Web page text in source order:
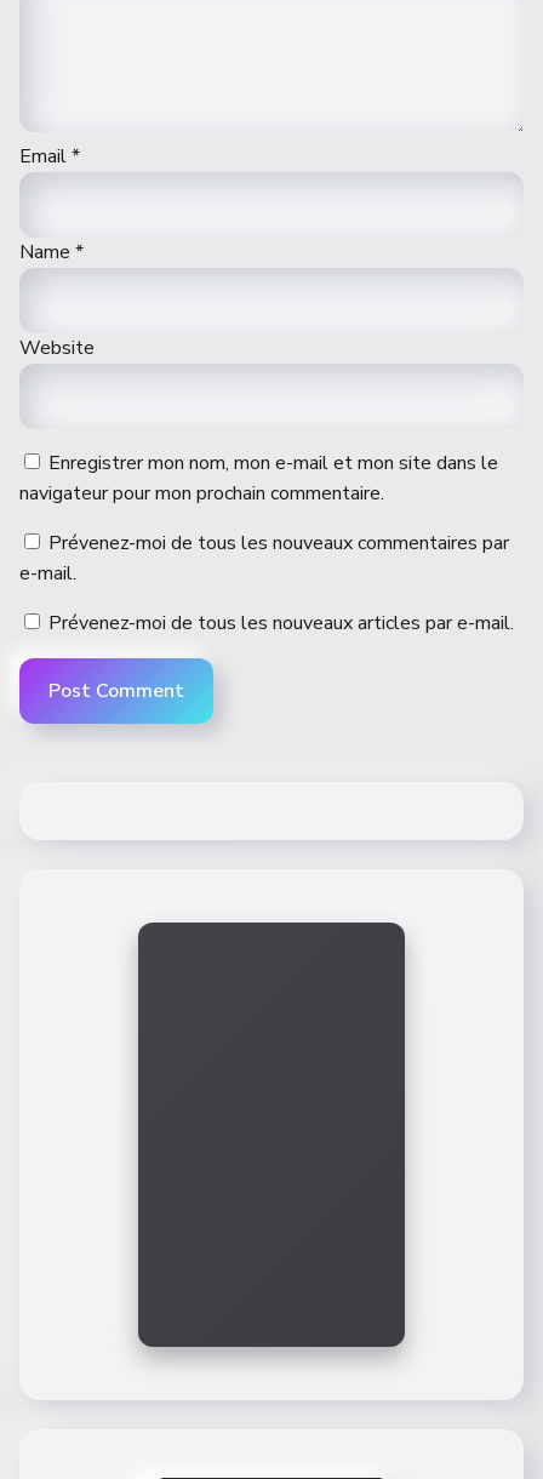
Email*
Name *
Website
Enregistrer mon nom, mon e-mail et mon site dans le
navigateur pour mon prochain commentaire.
Prévenez-moi de tous les nouveaux commentaires par
e-mail.
Prévenez-moi de tous les nouveaux articles par e-mail.